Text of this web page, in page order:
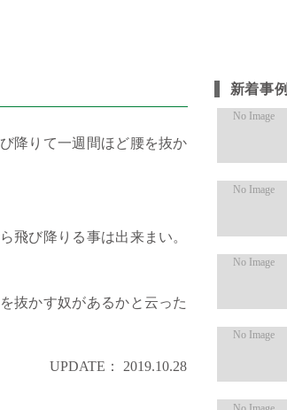
降りて一週間ほど腰を抜か
飛び降りる事は出来まい。
抜かす奴があるかと云った
UPDATE： 2019.10.28
新着事例